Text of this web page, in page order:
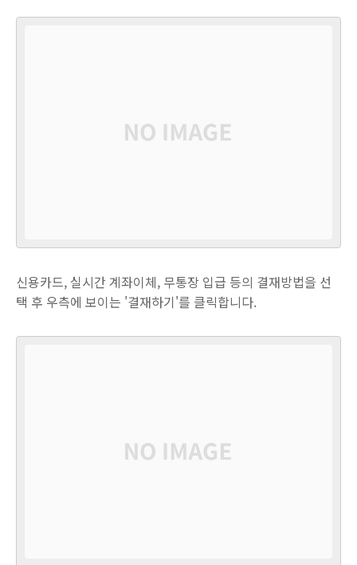
신용카드, 실시간 계좌이체, 무통장 입급 등의 결재방법을 선
택 후 우측에 보이는 '결재하기'를 클릭합니다.